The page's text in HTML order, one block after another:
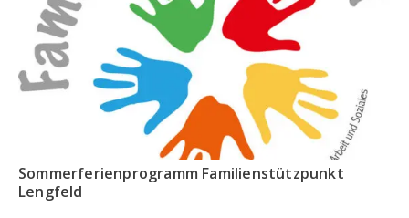
Sommerferienprogramm Familienstützpunkt
Lengfeld